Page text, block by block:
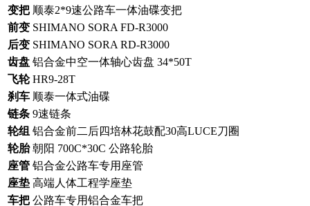
变把 顺泰2*9速公路车一体油碟变把
前变 SHIMANO SORA FD-R3000
后变 SHIMANO SORA RD-R3000
齿盘 铝合金中空一体轴心齿盘 34*50T
飞轮 HR9-28T
刹车 顺泰一体式油碟
链条 9速链条
轮组 铝合金前二后四培林花鼓配30高LUCE刀圈
轮胎 朝阳 700C*30C 公路轮胎
座管 铝合金公路车专用座管
座垫 高端人体工程学座垫
车把 公路车专用铝合金车把